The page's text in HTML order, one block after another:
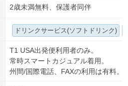
2歳未満無料、保護者同伴
ドリンクサービス(ソフトドリンク)
T1 USA出発便利用者のみ。
常時スマートカジュアル着用。
州間/国際電話、FAXの利用は有料。